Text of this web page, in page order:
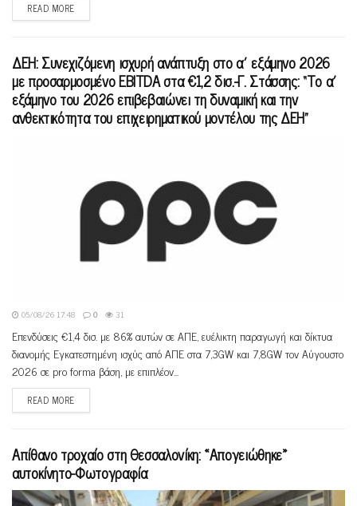
READ MORE
ΔΕΗ: Συνεχιζόμενη ισχυρή ανάπτυξη στο α΄ εξάμηνο 2026
με προσαρμοσμένο EBITDA στα €1,2 δισ.-Γ. Στάσσης: “Το α΄
εξάμηνο του 2026 επιβεβαιώνει τη δυναμική και την
ανθεκτικότητα του επιχειρηματικού μοντέλου της ΔΕΗ”
05/08/26 17:48 0 31
Επενδύσεις €1,4 δισ. με 86% αυτών σε ΑΠΕ, ευέλικτη παραγωγή και δίκτυα
διανομής Εγκατεστημένη ισχύς από ΑΠΕ στα 7,3GW και 7,8GW τον Αύγουστο
2026 σε pro forma βάση, με επιπλέον...
READ MORE
Απίθανο τροχαίο στη Θεσσαλονίκη: «Απογειώθηκε»
αυτοκίνητο-Φωτογραφία